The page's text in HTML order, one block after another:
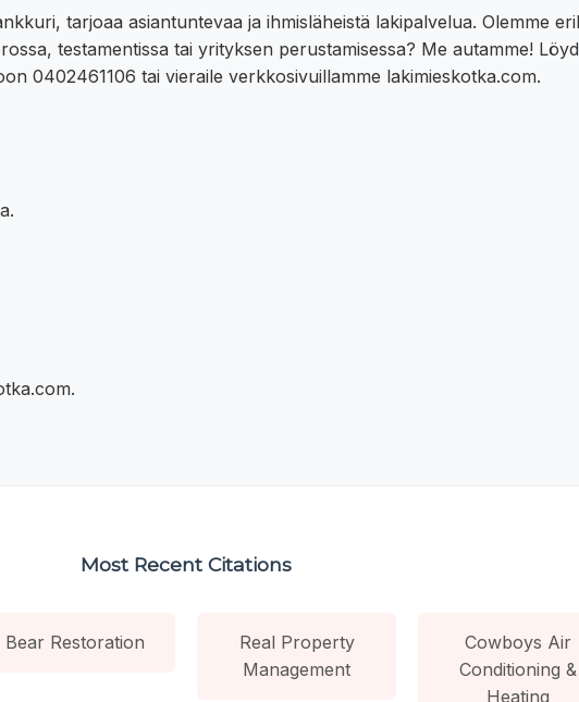
tarjoaa asiantuntevaa ja ihmisläheistä lakipalvelua. Olemme
testamentissa tai yrityksen perustamisessa? Me autamme!
0402461106 tai vieraile verkkosivuillamme lakimieskotka.com.
Most Recent Citations
Bear Restoration
Real Property
Management
Cowboys Air
Conditioning &
Heating